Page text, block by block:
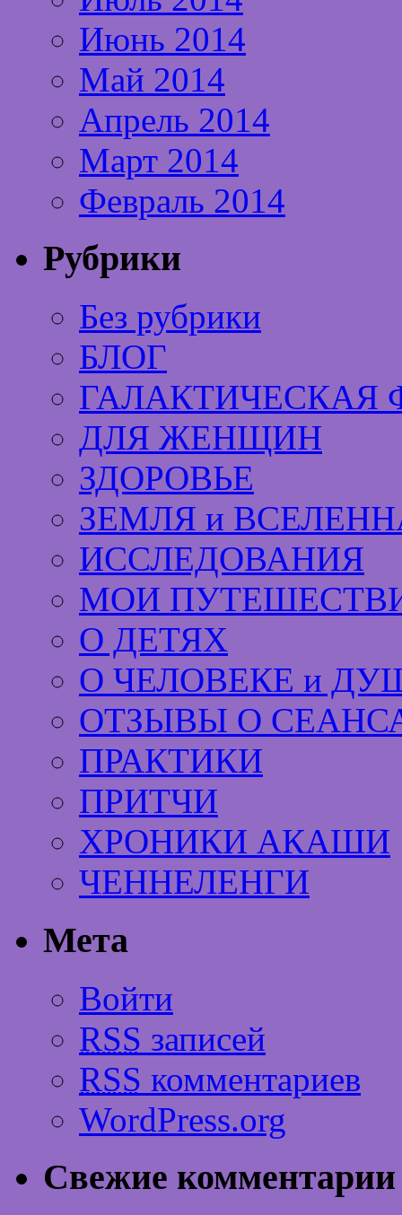
Июнь 2014
Май 2014
Апрель 2014
Март 2014
Февраль 2014
Рубрики
Без рубрики
БЛОГ
ГАЛАКТИЧЕСКАЯ
ДЛЯ ЖЕНЩИН
ЗДОРОВЬЕ
ЗЕМЛЯ и
ИССЛЕДОВАНИЯ
МОИ
О ДЕТЯХ
О ЧЕЛОВЕКЕ и
ОТЗЫВЫ О
ПРАКТИКИ
ПРИТЧИ
ХРОНИКИ АКАШИ
ЧЕННЕЛЕНГИ
Мета
Войти
RSS записей
RSS комментариев
WordPress.org
Свежие комментарии